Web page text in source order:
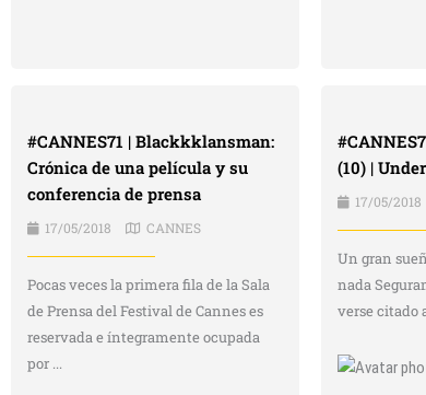
#CANNES71 | Blackkklansman:
Crónica de una película y su
conferencia de prensa
17/05/2018 CANNES
Pocas veces la primera fila de la Sala
de Prensa del Festival de Cannes es
reservada e íntegramente ocupada
por ...
(10) |
17/05/2018
Un gran
nada
verse citado